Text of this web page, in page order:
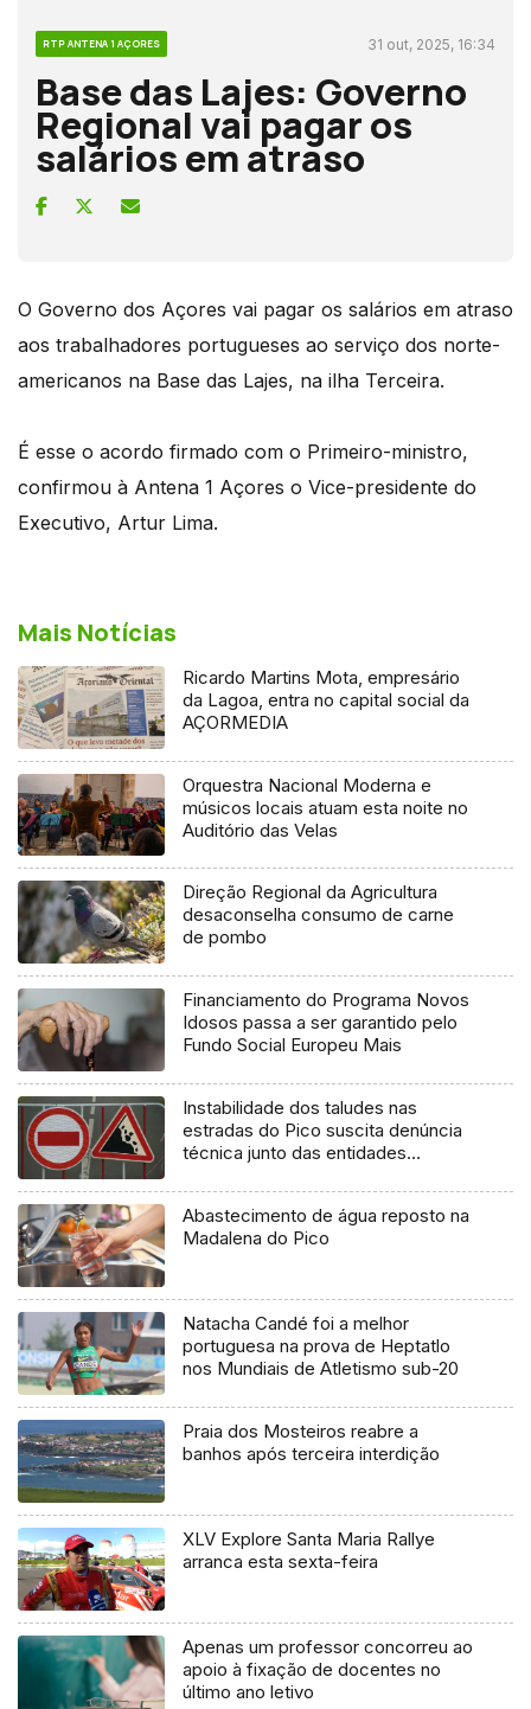
RTP ANTENA 1 AÇORES 31 out, 2025, 16:34
Base das Lajes: Governo
Regional vai pagar os
salários em atraso
O Governo dos Açores vai pagar os salários em atraso
aos trabalhadores portugueses ao serviço dos norte-
americanos na Base das Lajes, na ilha Terceira.
É esse o acordo firmado com o Primeiro-ministro,
confirmou à Antena 1 Açores o Vice-presidente do
Executivo, Artur Lima.
Mais Notícias
Ricardo Martins Mota, empresário
da Lagoa, entra no capital social da
AÇORMEDIA
Orquestra Nacional Moderna e
músicos locais atuam esta noite no
Auditório das Velas
Direção Regional da Agricultura
desaconselha consumo de carne
de pombo
Financiamento do Programa Novos
Idosos passa a ser garantido pelo
Fundo Social Europeu Mais
Instabilidade dos taludes nas
estradas do Pico suscita denúncia
técnica junto das entidades
Abastecimento de água reposto na
Madalena do Pico
Natacha Candé foi a melhor
portuguesa na prova de Heptatlo
nos Mundiais de Atletismo sub-20
Praia dos Mosteiros reabre a
banhos após terceira interdição
XLV Explore Santa Maria Rallye
arranca esta sexta-feira
Apenas um professor concorreu ao
apoio à fixação de docentes no
último ano letivo